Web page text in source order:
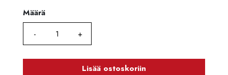
Määrä
Määrä
Lisää ostoskoriin